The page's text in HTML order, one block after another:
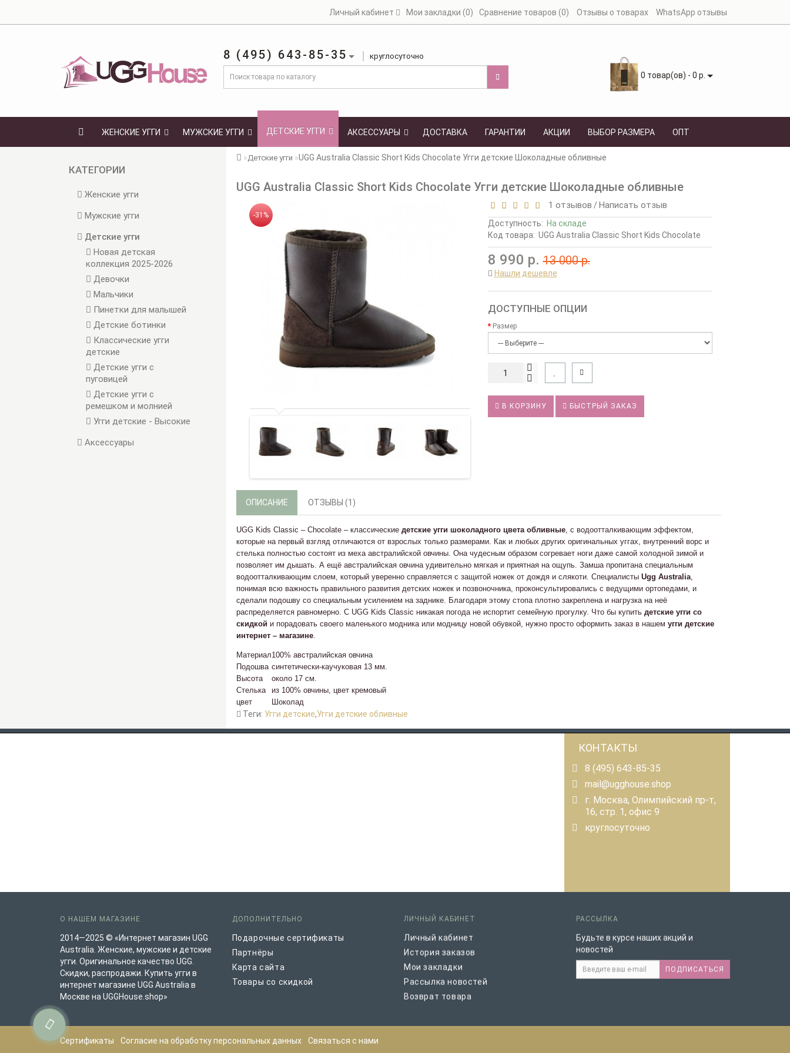
Личный кабинет Мои закладки (0) Сравнение товаров (0) Отзывы о товарах WhatsApp отзывы
8 (495) 643-85-35 круглосуточно
0 товар(ов) - 0 р.
ЖЕНСКИЕ УГГИ МУЖСКИЕ УГГИ ДЕТСКИЕ УГГИ АКСЕССУАРЫ ДОСТАВКА ГАРАНТИИ АКЦИИ ВЫБОР РАЗМЕРА ОПТ
КАТЕГОРИИ
Женские угги
Мужские угги
Детские угги
Новая детская
коллекция 2025-2026
Девочки
Мальчики
Пинетки для малышей
Детские ботинки
Классические угги
детские
Детские угги с
пуговицей
Детские угги с
ремешком и молнией
Угги детские - Высокие
Аксессуары
Детские угги UGG Australia Classic Short Kids Chocolate Угги детские Шоколадные обливные
UGG Australia Classic Short Kids Chocolate Угги детские Шоколадные обливные
-31%
1 отзывов / Написать отзыв
Доступность: На складе
Код товара: UGG Australia Classic Short Kids Chocolate
8 990 р. 13 000 р.
Нашли дешевле
ДОСТУПНЫЕ ОПЦИИ
Размер
В КОРЗИНУ БЫСТРЫЙ ЗАКАЗ
ОПИСАНИЕ ОТЗЫВЫ (1)
UGG Kids Classic – Chocolate – классические детские угги шоколадного цвета обливные , с водоотталкивающим эффектом,
которые на первый взгляд отличаются от взрослых только размерами. Как и любых других оригинальных уггах, внутренний ворс и
стелька полностью состоят из меха австралийской овчины. Она чудесным образом согревает ноги даже самой холодной зимой и
позволяет им дышать. А ещё австралийская овчина удивительно мягкая и приятная на ощупь. Замша пропитана специальным
водоотталкивающим слоем, который уверенно справляется с защитой ножек от дождя и слякоти. Специалисты Ugg Australia
понимая всю важность правильного развития детских ножек и позвоночника, проконсультировались с ведущими ортопедами, и
сделали подошву со специальным усилением на заднике. Благодаря этому стопа плотно закреплена и нагрузка на неё
распределяется равномерно. С UGG Kids Classic никакая погода не испортит семейную прогулку. Что бы купить детские угги со
скидкой и порадовать своего маленького модника или модницу новой обувкой, нужно просто оформить заказ в нашем угги детские
интернет – магазине
Материал100% австралийская овчина
Подошва синтетически-каучуковая 13 мм.
Высота
около 17 см.
Стелька
из 100% овчины, цвет кремовый
цвет
Шоколад
Теги: Угги детские,Угги детские обливные
КОНТАКТЫ
8 (495) 643-85-35
mail@ugghouse.shop
г. Москва, Олимпийский пр-т,
16, стр. 1, офис 9
круглосуточно
О НАШЕМ МАГАЗИНЕ
2014—2025 © «Интернет магазин UGG
Australia. Женские, мужские и детские
угги. Оригинальное качество UGG.
Скидки, распродажи. Купить угги в
интернет магазине UGG Australia в
Москве на UGGHouse.shop»
ДОПОЛНИТЕЛЬНО
Подарочные сертификаты
Партнёры
Карта сайта
Товары со скидкой
ЛИЧНЫЙ КАБИНЕТ
Личный кабинет
История заказов
Мои закладки
Рассылка новостей
Возврат товара
РАССЫЛКА
Будьте в курсе наших акций и
новостей
ПОДПИСАТЬСЯ
Сертификаты Согласие на обработку персональных данных
Связаться с нами